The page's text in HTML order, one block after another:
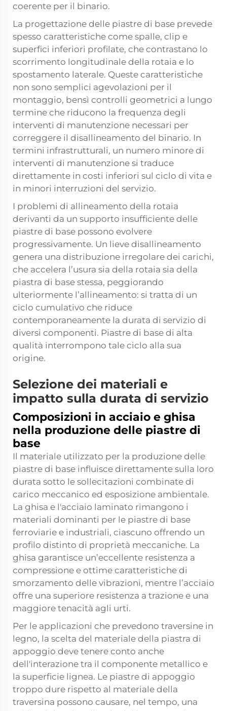
coerente per il binario.
La progettazione delle piastre di base prevede
spesso caratteristiche come spalle, clip e
superfici inferiori profilate, che contrastano lo
scorrimento longitudinale della rotaia e lo
spostamento laterale. Queste caratteristiche
non sono semplici agevolazioni per il
montaggio, bensì controlli geometrici a lungo
termine che riducono la frequenza degli
interventi di manutenzione necessari per
correggere il disallineamento del binario. In
termini infrastrutturali, un numero minore di
interventi di manutenzione si traduce
direttamente in costi inferiori sul ciclo di vita e
in minori interruzioni del servizio.
I problemi di allineamento della rotaia
derivanti da un supporto insufficiente delle
piastre di base possono evolvere
progressivamente. Un lieve disallineamento
genera una distribuzione irregolare dei carichi,
che accelera l’usura sia della rotaia sia della
piastra di base stessa, peggiorando
ulteriormente l’allineamento: si tratta di un
ciclo cumulativo che riduce
contemporaneamente la durata di servizio di
diversi componenti. Piastre di base di alta
qualità interrompono tale ciclo alla sua
origine.
Selezione dei materiali e
impatto sulla durata di servizio
Composizioni in acciaio e ghisa
nella produzione delle piastre di
base
Il materiale utilizzato per la produzione delle
piastre di base influisce direttamente sulla loro
durata sotto le sollecitazioni combinate di
carico meccanico ed esposizione ambientale.
La ghisa e l'acciaio laminato rimangono i
materiali dominanti per le piastre di base
ferroviarie e industriali, ciascuno offrendo un
profilo distinto di proprietà meccaniche. La
ghisa garantisce un’eccellente resistenza a
compressione e ottime caratteristiche di
smorzamento delle vibrazioni, mentre l’acciaio
offre una superiore resistenza a trazione e una
maggiore tenacità agli urti.
Per le applicazioni che prevedono traversine in
legno, la scelta del materiale della piastra di
appoggio deve tenere conto anche
dell'interazione tra il componente metallico e
la superficie lignea. Le piastre di appoggio
troppo dure rispetto al materiale della
traversina possono causare, nel tempo, una